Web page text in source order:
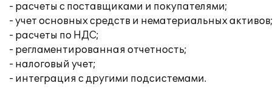
- расчеты с поставщиками и покупателями;
- учет основных средств и нематериальных активов;
- расчеты по НДС;
- регламентированная отчетность;
- налоговый учет;
- интеграция с другими подсистемами.